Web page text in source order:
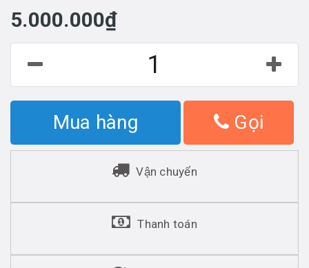
5.000.000₫
Mua hàng Gọi
Vận chuyển
Thanh toán